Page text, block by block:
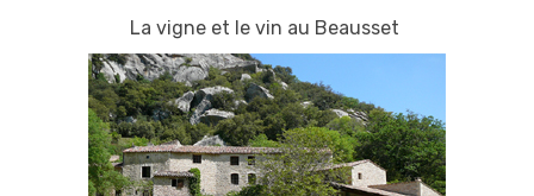
La vigne et le vin au Beausset